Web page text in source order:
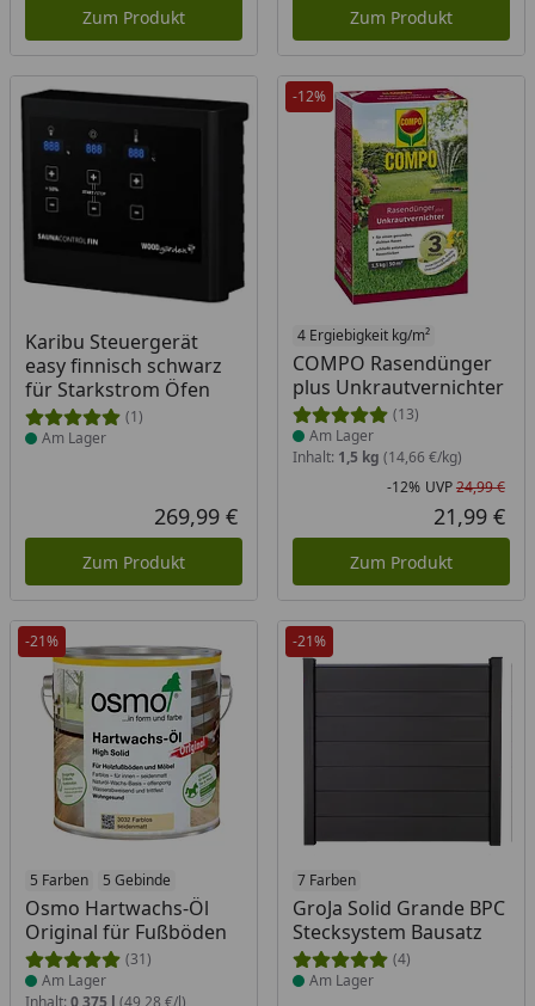
Zum Produkt Zum Produkt
Karibu Steuergerät
easy finnisch schwarz
für Starkstrom Öfen
(1)
Produkt am Lager
Am Lager
Aktueller Preis
269,99 €
Zum Produkt
-12%
4 Ergiebigkeit kg/m²
COMPO Rasendünger
plus Unkrautvernichter
(13)
Produkt am Lager
Am Lager
Inhalt: 1,5 kg (14,66 €/kg)
-12% UVP24,99 €
21,99 €
Zum Produkt
-21%
5 Farben 5 Gebinde
Osmo Hartwachs-Öl
Original für Fußböden
(31)
Produkt am Lager
Am Lager
-21%
7 Farben
GroJa Solid Grande BPC
Stecksystem Bausatz
(4)
Produkt am Lager
Am Lager